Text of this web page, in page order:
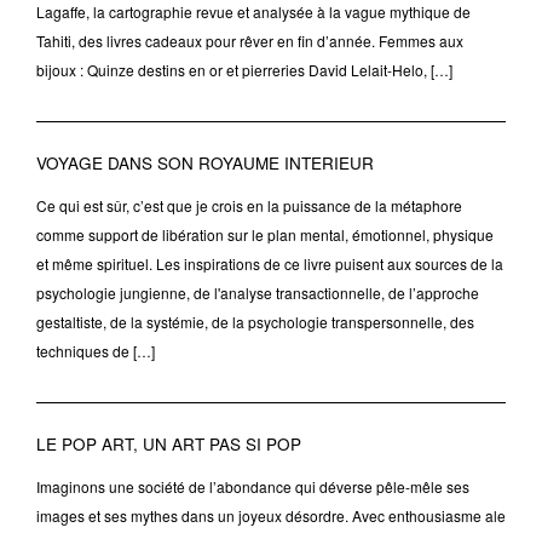
Lagaffe, la cartographie revue et analysée à la vague mythique de
Tahiti, des livres cadeaux pour rêver en fin d’année. Femmes aux
bijoux : Quinze destins en or et pierreries David Lelait-Helo, […]
VOYAGE DANS SON ROYAUME INTERIEUR
Ce qui est sûr, c’est que je crois en la puissance de la métaphore
comme support de libération sur le plan mental, émotionnel, physique
et même spirituel. Les inspirations de ce livre puisent aux sources de la
psychologie jungienne, de l'analyse transactionnelle, de l’approche
gestaltiste, de la systémie, de la psychologie transpersonnelle, des
techniques de […]
LE POP ART, UN ART PAS SI POP
Imaginons une société de l’abondance qui déverse pêle-mêle ses
images et ses mythes dans un joyeux désordre. Avec enthousiasme ale